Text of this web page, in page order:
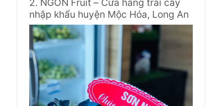
nhập khẩu huyện Mộc Hóa, Long An